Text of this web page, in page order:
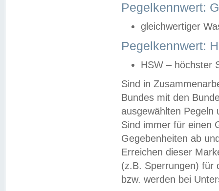
Pegelkennwert:
gleichwertiger
Pegelkennwert:
HSW – höchster
Sind in
Bundes mit den
ausgewählten
Sind immer für einen
Gegebenheiten ab
Erreichen dieser
(z.B. Sperrungen) für
bzw. werden bei